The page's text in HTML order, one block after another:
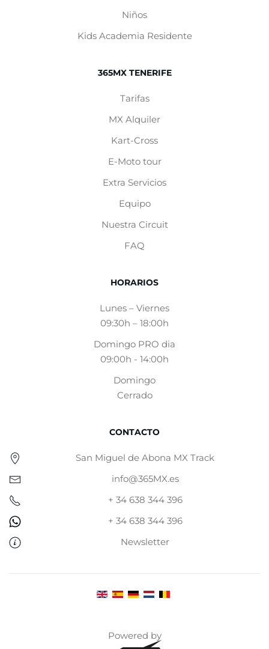
Niños
Kids Academia Residente
365MX TENERIFE
Tarifas
MX Alquiler
Kart-Cross
E-Moto tour
Extra Servicios
Equipo
Nuestra Circuit
FAQ
HORARIOS
Lunes – Viernes
09:30h – 18:00h
Domingo PRO dia
09:00h - 14:00h
Domingo
Cerrado
CONTACTO
San Miguel de Abona MX Track
info@365MX.es
+ 34 638 344 396
+ 34 638 344 396
Newsletter
Powered by